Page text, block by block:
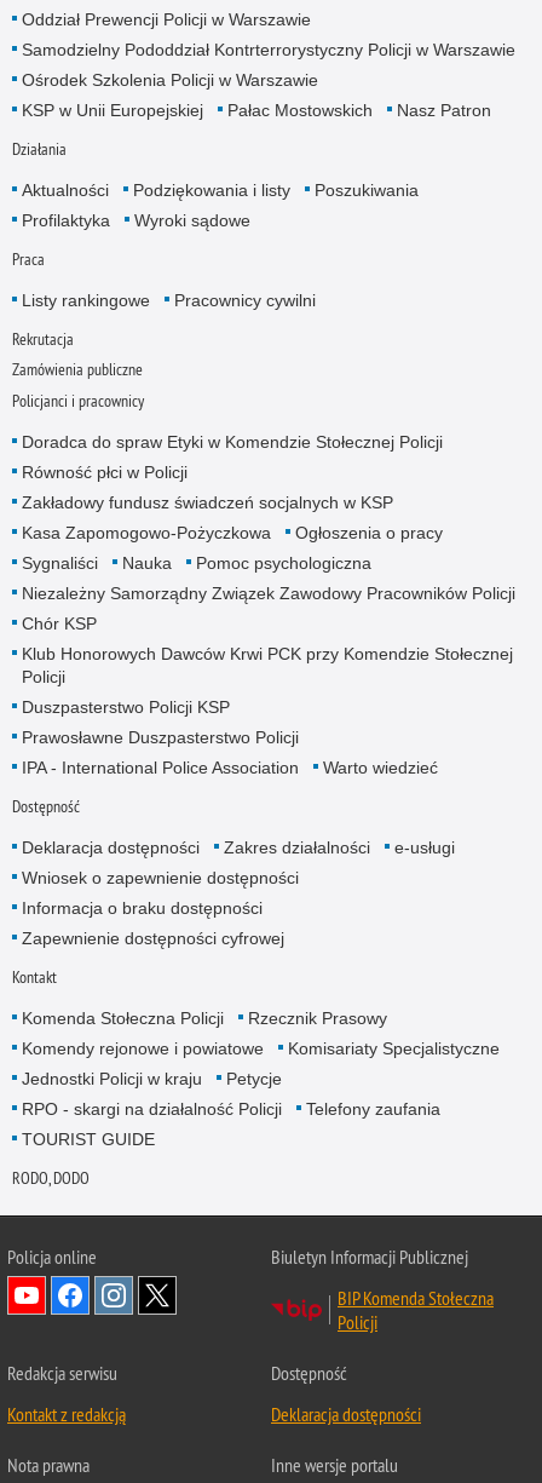
Oddział Prewencji Policji w Warszawie
Samodzielny Pododdział Kontrterrorystyczny Policji w Warszawie
Ośrodek Szkolenia Policji w Warszawie
KSP w Unii Europejskiej
Pałac Mostowskich Nasz Patron
Działania
Aktualności Podziękowania i listy
Poszukiwania
Profilaktyka
Wyroki sądowe
Praca
Listy rankingowe Pracownicy cywilni
Rekrutacja
Zamówienia publiczne
Policjanci i pracownicy
Doradca do spraw Etyki w Komendzie Stołecznej Policji
Równość płci w Policji
Zakładowy fundusz świadczeń socjalnych w KSP
Kasa Zapomogowo-Pożyczkowa
Ogłoszenia o pracy
Sygnaliści
Nauka
Pomoc psychologiczna
Niezależny Samorządny Związek Zawodowy Pracowników Policji
Chór KSP
Klub Honorowych Dawców Krwi PCK przy Komendzie Stołecznej
Policji
Duszpasterstwo Policji KSP
Prawosławne Duszpasterstwo Policji
IPA - International Police Association
Warto wiedzieć
Dostępność
Deklaracja dostępności Zakres działalności
e-usługi
Wniosek o zapewnienie dostępności
Informacja o braku dostępności
Zapewnienie dostępności cyfrowej
Kontakt
Komenda Stołeczna Policji
Rzecznik Prasowy
Komendy rejonowe i powiatowe
Komisariaty Specjalistyczne
Jednostki Policji w kraju
Petycje
RPO - skargi na działalność Policji
Telefony zaufania
TOURIST GUIDE
RODO, DODO
Policja online
Biuletyn Informacji Publicznej
BIP Komenda Stołeczna
Policji
Redakcja serwisu
Kontakt z redakcją
Dostępność
Deklaracja dostępności
Nota prawna Inne wersje portalu